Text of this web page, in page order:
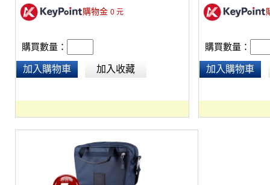
購物金 0元
購買數量：
加入購物車 加入收藏
購買數量：
加入購物車